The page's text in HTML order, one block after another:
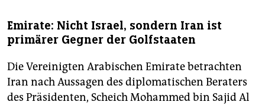
Emirate: Nicht Israel, sondern Iran ist
primärer Gegner der Golfstaaten
Die Vereinigten Arabischen Emirate betrachten
Iran nach Aussagen des diplomatischen Beraters
des Präsidenten, Scheich Mohammed bin Sajid Al